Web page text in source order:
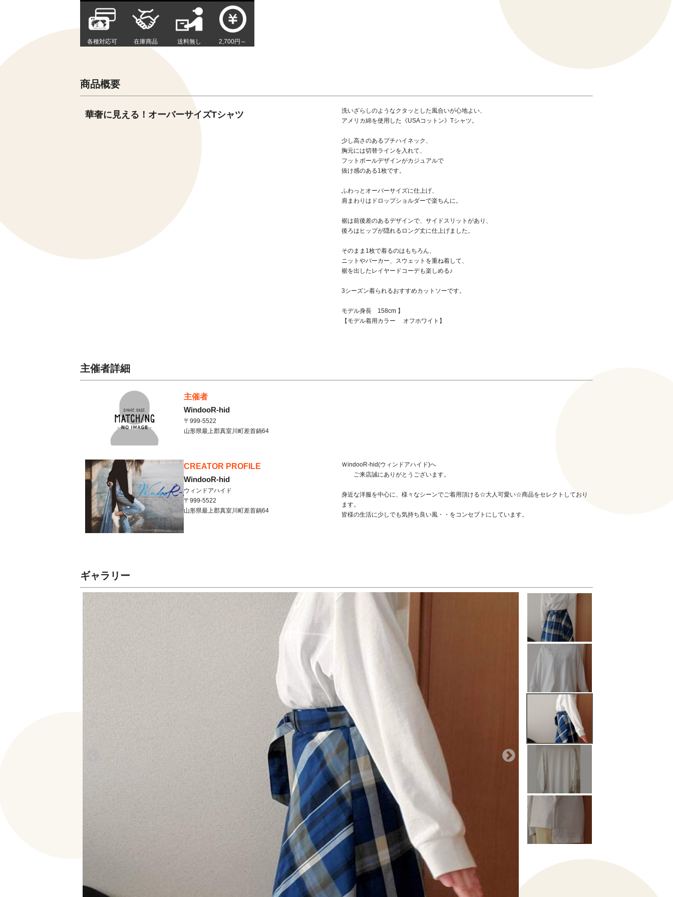
各種対応可 在庫商品 送料無し 2,700円～
商品概要
華奢に見える！オーバーサイズTシャツ
洗いざらしのようなクタッとした風合いが心地よい、
アメリカ綿を使用した《USAコットン》Tシャツ。
少し高さのあるプチハイネック、
胸元には切替ラインを入れて、
フットボールデザインがカジュアルで
抜け感のある1枚です。
ふわっとオーバーサイズに仕上げ、
肩まわりはドロップショルダーで楽ちんに。
裾は前後差のあるデザインで、サイドスリットがあり、
後ろはヒップが隠れるロング丈に仕上げました。
そのまま1枚で着るのはもちろん、
ニットやパーカー、スウェットを重ね着して、
裾を出したレイヤードコーデも楽しめる♪
3シーズン着られるおすすめカットソーです。
モデル身長 158cm 】
【モデル着用カラー オフホワイト】
主催者詳細
主催者
WindooR-hid
〒999-5522
山形県最上郡真室川町差首鍋64
CREATOR PROFILE
WindooR-hid
ウィンドアハイド
〒999-5522
山形県最上郡真室川町差首鍋64
ＷindooR-hid(ウィンドアハイド)へ
ご来店誠にありがとうございます。
身近な洋服を中心に、様々なシーンでご着用頂ける☆大人可愛い☆商品をセレクトしており
ます。
皆様の生活に少しでも気持ち良い風・・をコンセプトにしています。
ギャラリー